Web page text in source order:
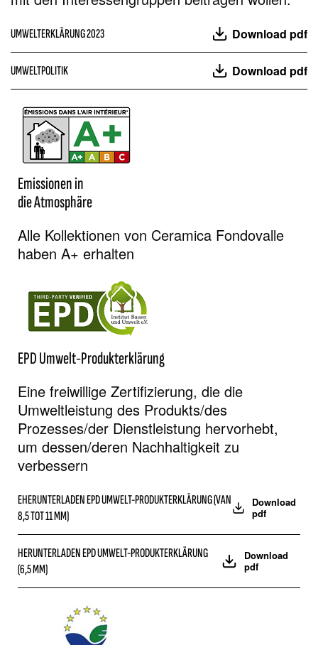
UMWELTERKLÄRUNG 2023 Download pdf
UMWELTPOLITIK Download pdf
Emissionen in
die Atmosphäre
Alle Kollektionen von Ceramica Fondovalle
haben A+ erhalten
EPD Umwelt-Produkterklärung
Eine freiwillige Zertifizierung, die die
Umweltleistung des Produkts/des
Prozesses/der Dienstleistung hervorhebt,
um dessen/deren Nachhaltigkeit zu
verbessern
EHERUNTERLADEN EPD UMWELT-PRODUKTERKLÄRUNG (VAN
8,5 TOT 11 MM)
Download
pdf
HERUNTERLADEN EPD UMWELT-PRODUKTERKLÄRUNG
(6,5 MM)
Download
pdf